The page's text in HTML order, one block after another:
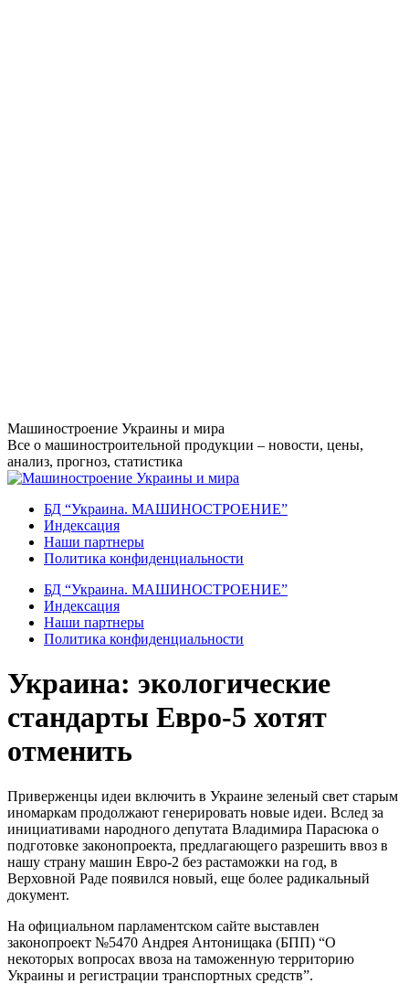
Перейти
к
содержанию
Машиностроение Украины и мира
Все о машиностроительной продукции – новости, цены,
анализ, прогноз, статистика
БД “Украина. МАШИНОСТРОЕНИЕ”
Индекcация
Наши партнеры
Политика конфиденциальности
БД “Украина. МАШИНОСТРОЕНИЕ”
Индекcация
Наши партнеры
Политика конфиденциальности
Украина: экологические
стандарты Евро-5 хотят
отменить
Приверженцы идеи включить в Украине зеленый свет старым
иномаркам продолжают генерировать новые идеи. Вслед за
инициативами народного депутата Владимира Парасюка о
подготовке законопроекта, предлагающего разрешить ввоз в
нашу страну машин Евро-2 без растаможки на год, в
Верховной Раде появился новый, еще более радикальный
документ.
На официальном парламентском сайте выставлен
законопроект №5470 Андрея Антонищака (БПП) “О
некоторых вопросах ввоза на таможенную территорию
Украины и регистрации транспортных средств”.